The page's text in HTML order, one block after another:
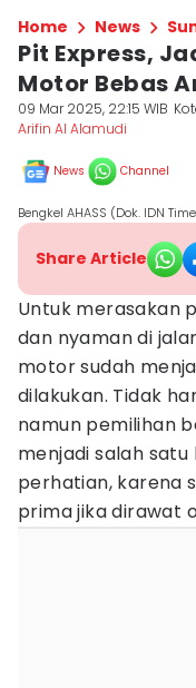
Home News
Pit Express,
Motor Bebas
09 Mar 2025, 22:15 WIB
Arifin Al Alamudi
News Channel
Bengkel AHASS (Dok. IDN
Share Article
Untuk merasakan
dan nyaman di
motor sudah
dilakukan. Tidak
namun pemilihan
menjadi salah
perhatian, karena
prima jika dirawat